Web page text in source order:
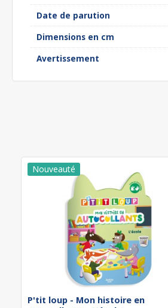
Date de parution
Dimensions en cm
Avertissement
P'tit loup - Mon histoire en